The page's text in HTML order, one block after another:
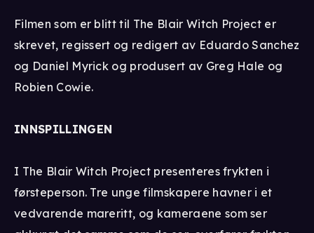
Filmen som er blitt til The Blair Witch Project er
skrevet, regissert og redigert av Eduardo Sanchez
og Daniel Myrick og produsert av Greg Hale og
Robien Cowie.
INNSPILLINGEN
I The Blair Witch Project presenteres frykten i
førsteperson. Tre unge filmskapere havner i et
vedvarende mareritt, og kameraene som ser